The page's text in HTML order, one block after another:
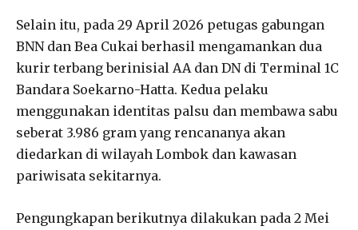
Selain itu, pada 29 April 2026 petugas gabungan
BNN dan Bea Cukai berhasil mengamankan dua
kurir terbang berinisial AA dan DN di Terminal 1C
Bandara Soekarno-Hatta. Kedua pelaku
menggunakan identitas palsu dan membawa sabu
seberat 3.986 gram yang rencananya akan
diedarkan di wilayah Lombok dan kawasan
pariwisata sekitarnya.
Pengungkapan berikutnya dilakukan pada 2 Mei